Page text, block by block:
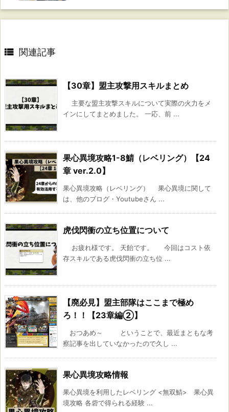
 関連記事
【30章】盟主攻撃用スキルまとめ
主要な盟主攻撃スキルについて実際の火力をメ
インにしてまとめました。 一応、前 ...
果心異境攻略1-8鯖（レベリング）【24
章 ver.2.0】
果心異境攻略（レベリング） 果心異境に関して
は、他のブログ・Youtubeさん ...
虎伐閃衝の立ち位置について
お疲れ様です。 天飴です。 今回はコスト依
存スキルである虎伐閃衝の立ち位 ...
【廃必見】盟主部隊はここまで極め
ろ！！【23章編②】
おつあめ～ ということで、最近まともな考
察記事を出していなかったので久し ...
果心異境攻略情報
果心異境を利用したレベリング <無双鯖> 果心異
境攻略 各砦で得られる経験 ...